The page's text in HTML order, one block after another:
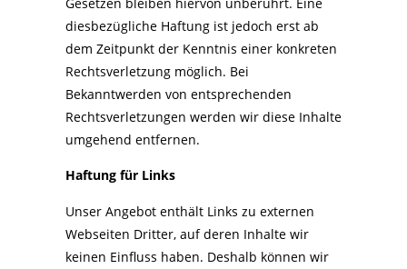
diesbezügliche Haftung ist jedoch erst ab
dem Zeitpunkt der Kenntnis einer konkreten
Rechtsverletzung möglich. Bei
Bekanntwerden von entsprechenden
Rechtsverletzungen werden wir diese Inhalte
umgehend entfernen.
Haftung für Links
Unser Angebot enthält Links zu externen
Webseiten Dritter, auf deren Inhalte wir
keinen Einfluss haben. Deshalb können wir